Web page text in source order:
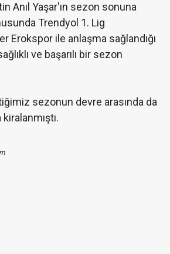
Anıl Yaşar'ın sezon sonuna
Trendyol 1. Lig
Erokspor ile anlaşma sağlandığı
ve başarılı bir sezon
sezonun devre arasında da